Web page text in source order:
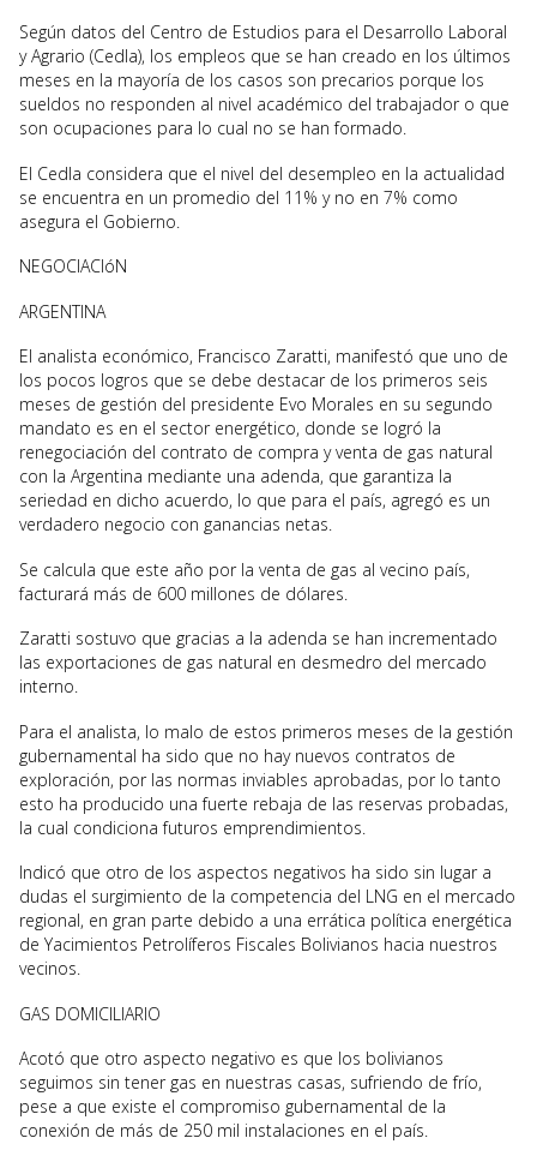
Según datos del Centro de Estudios para el Desarrollo Laboral
y Agrario (Cedla), los empleos que se han creado en los últimos
meses en la mayoría de los casos son precarios porque los
sueldos no responden al nivel académico del trabajador o que
son ocupaciones para lo cual no se han formado.
El Cedla considera que el nivel del desempleo en la actualidad
se encuentra en un promedio del 11% y no en 7% como
asegura el Gobierno.
NEGOCIACIóN
ARGENTINA
El analista económico, Francisco Zaratti, manifestó que uno de
los pocos logros que se debe destacar de los primeros seis
meses de gestión del presidente Evo Morales en su segundo
mandato es en el sector energético, donde se logró la
renegociación del contrato de compra y venta de gas natural
con la Argentina mediante una adenda, que garantiza la
seriedad en dicho acuerdo, lo que para el país, agregó es un
verdadero negocio con ganancias netas.
Se calcula que este año por la venta de gas al vecino país,
facturará más de 600 millones de dólares.
Zaratti sostuvo que gracias a la adenda se han incrementado
las exportaciones de gas natural en desmedro del mercado
interno.
Para el analista, lo malo de estos primeros meses de la gestión
gubernamental ha sido que no hay nuevos contratos de
exploración, por las normas inviables aprobadas, por lo tanto
esto ha producido una fuerte rebaja de las reservas probadas,
la cual condiciona futuros emprendimientos.
Indicó que otro de los aspectos negativos ha sido sin lugar a
dudas el surgimiento de la competencia del LNG en el mercado
regional, en gran parte debido a una errática política energética
de Yacimientos Petrolíferos Fiscales Bolivianos hacia nuestros
vecinos.
GAS DOMICILIARIO
Acotó que otro aspecto negativo es que los bolivianos
seguimos sin tener gas en nuestras casas, sufriendo de frío,
pese a que existe el compromiso gubernamental de la
conexión de más de 250 mil instalaciones en el país.